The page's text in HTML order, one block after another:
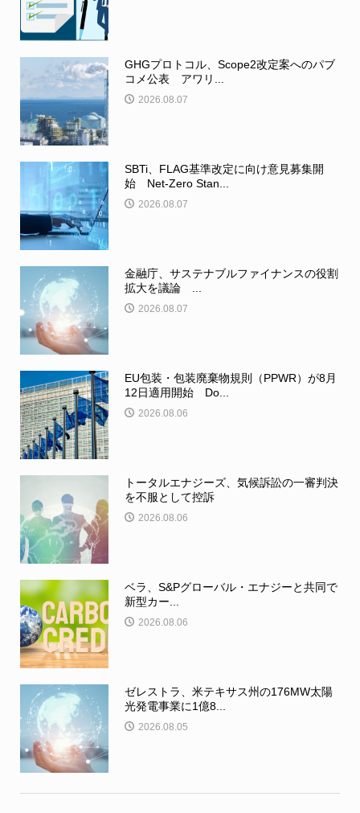
GHGプロトコル、Scope2改定案へのパブ
コメ公表 アワリ...
2026.08.07
SBTi、FLAG基準改定に向け意見募集開
始 Net-Zero Stan...
2026.08.07
金融庁、サステナブルファイナンスの役割
拡大を議論 ...
2026.08.07
EU包装・包装廃棄物規則（PPWR）が8月
12日適用開始 Do...
2026.08.06
トータルエナジーズ、気候訴訟の一審判決
を不服として控訴
2026.08.06
ベラ、S&Pグローバル・エナジーと共同で
新型カー...
2026.08.06
ゼレストラ、米テキサス州の176MW太陽
光発電事業に1億8...
2026.08.05